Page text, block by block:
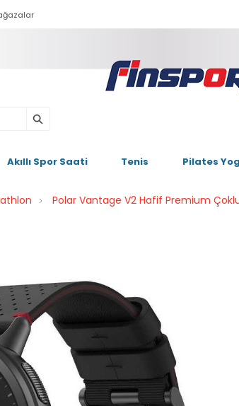
Akıllı Spor Saati Tenis Pilates
Polar Vantage V2 Hafif Premium Çoklu